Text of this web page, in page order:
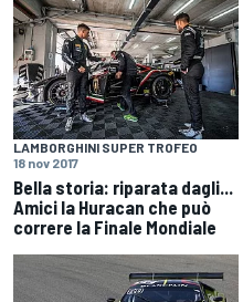
LAMBORGHINI SUPER TROFEO
18 nov 2017
Bella storia: riparata dagli...
Amici la Huracan che può
correre la Finale Mondiale